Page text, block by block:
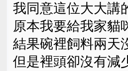
我同意這位大大講
原本我要給我家貓
結果碗裡飼料兩天
但是裡頭卻沒有減